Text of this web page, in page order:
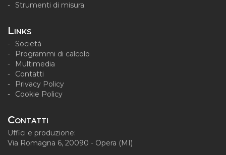
Strumenti di misura
Links
Società
Programmi di calcolo
Multimedia
Contatti
Privacy Policy
Cookie Policy
Contatti
Uffici e produzione:
Via Romagna 6, 20090 - Opera (MI)